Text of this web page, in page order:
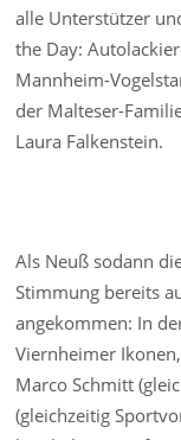
alle Unterstützer
the Day:
Mannheim-
der Malteser-
Laura Falkenstein.
Als Neuß sodann
Stimmung bereits
angekommen: In
Viernheimer
Marco Schmitt
(gleichzeitig